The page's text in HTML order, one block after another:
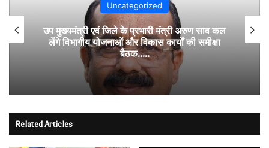
Uncategorized
उप मुख्यमंत्री एवं जिले के प्रभारी मंत्री अरुण साव कल
लेंगे विभागीय योजनाओं और विकास कार्यों की समीक्षा
बैठक…..
Related Articles